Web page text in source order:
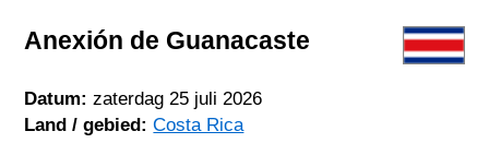
Anexión de Guanacaste
Datum: zaterdag 25 juli 2026
Land / gebied: Costa Rica